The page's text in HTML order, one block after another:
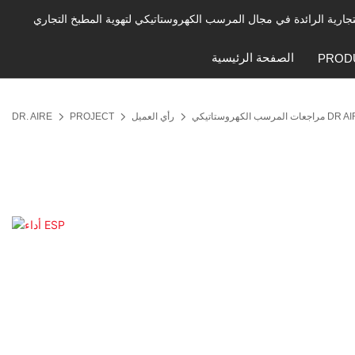
الصفحة الرئيسية
DR. AIRE PROJECT رأي العميل